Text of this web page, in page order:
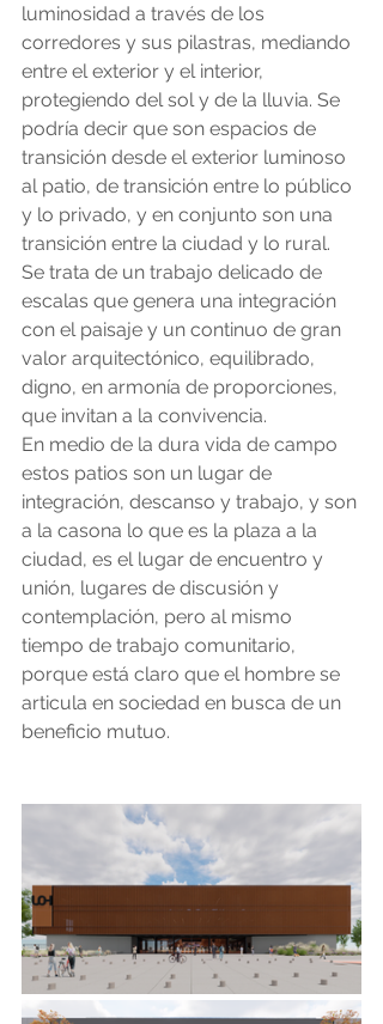
luminosidad a través de los
corredores y sus pilastras, mediando
entre el exterior y el interior,
protegiendo del sol y de la lluvia. Se
podría decir que son espacios de
transición desde el exterior luminoso
al patio, de transición entre lo público
y lo privado, y en conjunto son una
transición entre la ciudad y lo rural.
Se trata de un trabajo delicado de
escalas que genera una integración
con el paisaje y un continuo de gran
valor arquitectónico, equilibrado,
digno, en armonía de proporciones,
que invitan a la convivencia.
En medio de la dura vida de campo
estos patios son un lugar de
integración, descanso y trabajo, y son
a la casona lo que es la plaza a la
ciudad, es el lugar de encuentro y
unión, lugares de discusión y
contemplación, pero al mismo
tiempo de trabajo comunitario,
porque está claro que el hombre se
articula en sociedad en busca de un
beneficio mutuo.